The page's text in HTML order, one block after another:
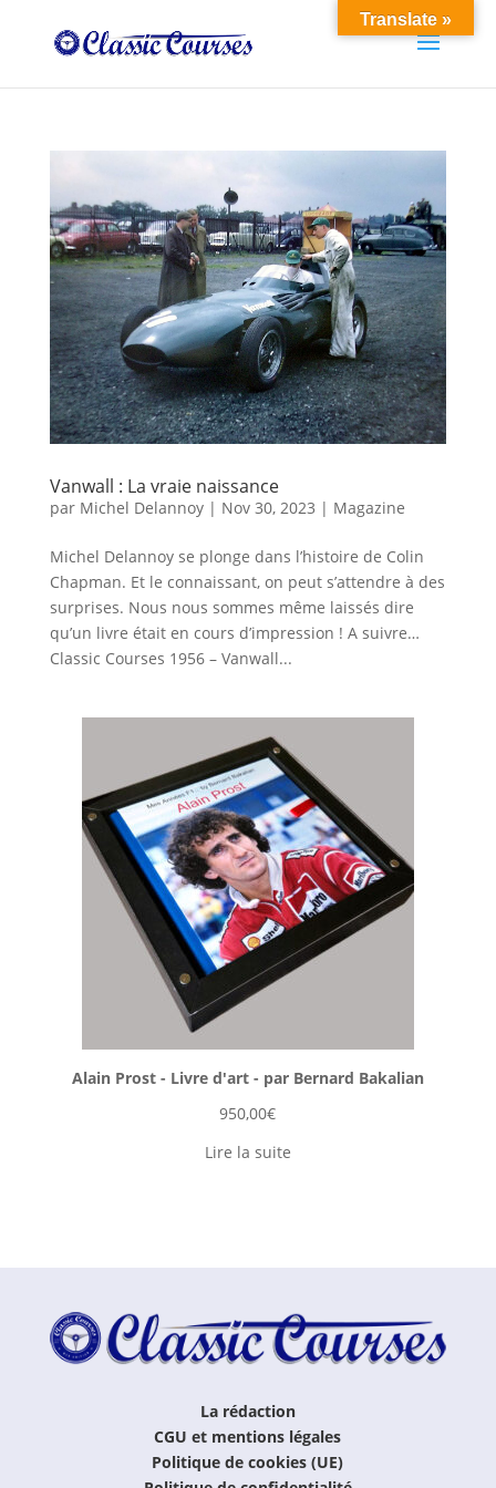
Vanwall : La vraie naissance
par Michel Delannoy| Nov 30, 2023 | Magazine
Michel Delannoy se plonge dans l’histoire de Colin
Chapman. Et le connaissant, on peut s’attendre à des
surprises. Nous nous sommes même laissés dire
qu’un livre était en cours d’impression ! A suivre…
Classic Courses 1956 – Vanwall...
Alain Prost - Livre d'art - par Bernard Bakalian
950,00€
Lire la suite
La rédaction
CGU et mentions légales
Politique de cookies (UE)
Translate »